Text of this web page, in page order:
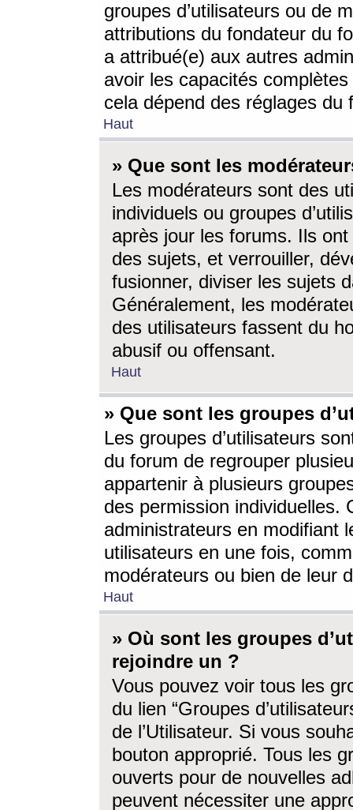
groupes d’utilisateurs ou de
attributions du fondateur du
a attribué(e) aux autres
avoir les capacités
cela dépend des réglages du
Haut
» Que sont les
Les modérateurs sont des
individuels ou groupes
après jour les forums. Ils ont
des sujets, et verrouiller,
fusionner, diviser les sujets
Généralement, les
des utilisateurs fassent du
abusif ou offensant.
Haut
» Que sont les groupes
Les groupes d’utilisateurs
du forum de regrouper
appartenir à plusieurs
des permission individuelles.
administrateurs en modifiant
utilisateurs en une fois,
modérateurs ou bien de leur
Haut
» Où sont les groupes
rejoindre un ?
Vous pouvez voir tous les
du lien “Groupes
de l’Utilisateur. Si vous
bouton approprié. Tous les
ouverts pour de nouvelles
peuvent nécessiter une